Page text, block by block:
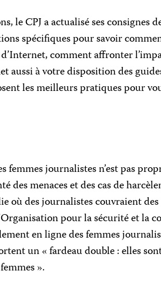
le CPJ a actualisé ses consignes
spécifiques pour savoir
comment affronter
aussi à votre disposition des
les meilleurs pratiques pour
femmes journalistes n’est pas
des menaces et des cas de
où des journalistes couvraient
pour la sécurité et la
en ligne des femmes
un « fardeau double : elles
».